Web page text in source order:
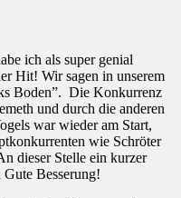
ich als super genial
Hit! Wir sagen in unserem
Boden”. Die Konkurrenz
und durch die anderen
war wieder am Start,
wie Schröter
dieser Stelle ein kurzer
Besserung!